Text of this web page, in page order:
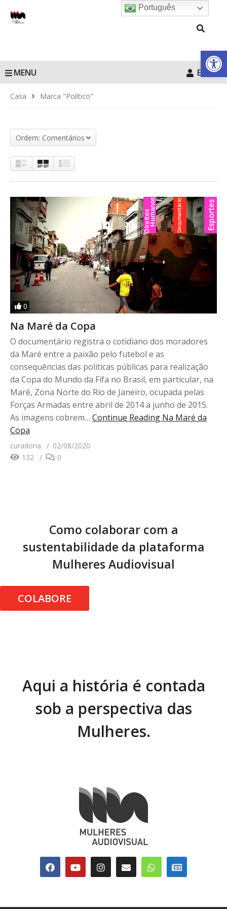
Barra de
MENU Entrar
Casa Marca "Político"
Ordem: Comentários
0
Na Maré da Copa
O documentário registra o cotidiano dos moradores
da Maré entre a paixão pelo futebol e as
consequências das políticas públicas para realização
da Copa do Mundo da Fifa no Brasil, em particular, na
Maré, Zona Norte do Rio de Janeiro, ocupada pelas
Forças Armadas entre abril de 2014 a junho de 2015.
As imagens cobrem… Continue Reading Na Maré da
Copa
curadoria
02/08/2020
132
0
Como colaborar com a
sustentabilidade da plataforma
Mulheres Audiovisual
COLABORE
Aqui a história é contada
sob a perspectiva das
Mulheres.
Português